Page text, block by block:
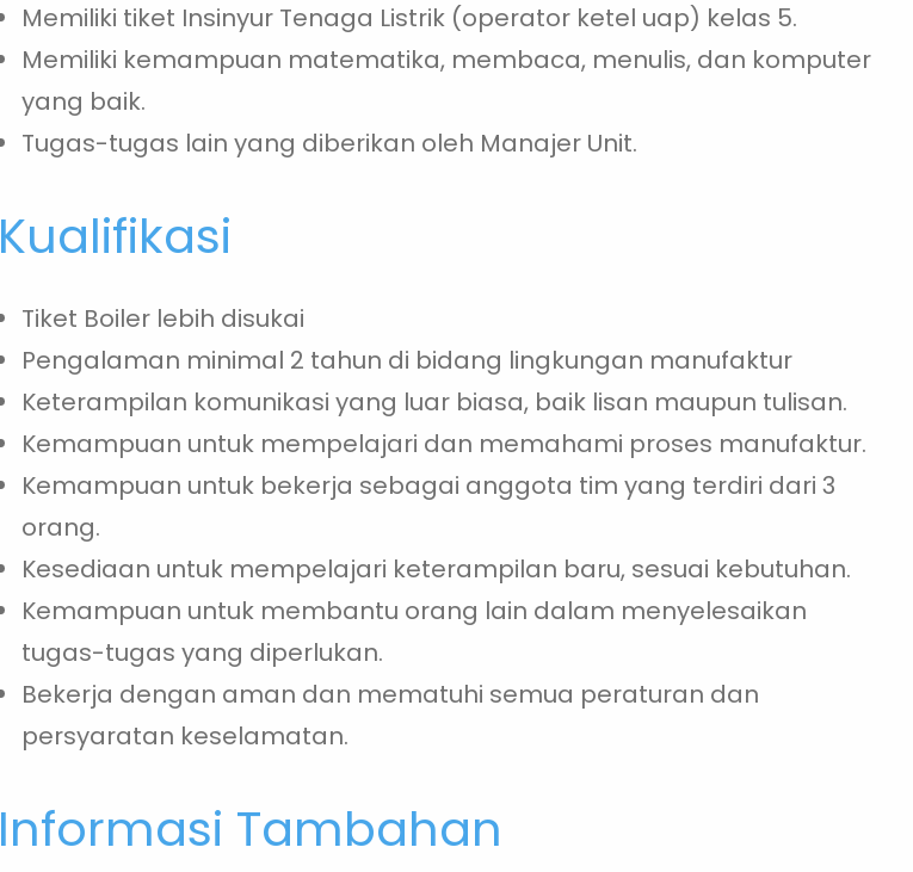
Memiliki tiket Insinyur Tenaga Listrik (operator ketel uap) kelas 5.
Memiliki kemampuan matematika, membaca, menulis, dan komputer
yang baik.
Tugas-tugas lain yang diberikan oleh Manajer Unit.
Kualifikasi
Tiket Boiler lebih disukai
Pengalaman minimal 2 tahun di bidang lingkungan manufaktur
Keterampilan komunikasi yang luar biasa, baik lisan maupun tulisan.
Kemampuan untuk mempelajari dan memahami proses manufaktur.
Kemampuan untuk bekerja sebagai anggota tim yang terdiri dari 3
orang.
Kesediaan untuk mempelajari keterampilan baru, sesuai kebutuhan.
Kemampuan untuk membantu orang lain dalam menyelesaikan
tugas-tugas yang diperlukan.
Bekerja dengan aman dan mematuhi semua peraturan dan
persyaratan keselamatan.
Informasi Tambahan